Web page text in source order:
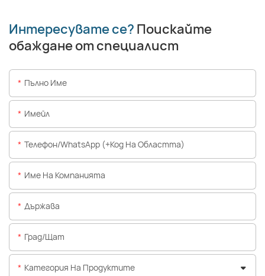
Интересувате се? Поискайте
обаждане от специалист
Пълно Име
Имейл
Телефон/WhatsApp (+Код На Областта)
Име На Компанията
Държава
Град/щат
Категория На Продуктите